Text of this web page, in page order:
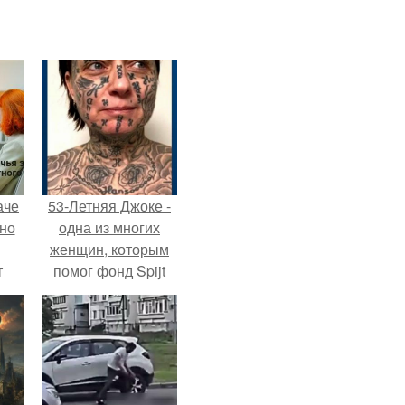
53-Летняя Джоке -
одна из многих
женщин, которым
помог фонд Spijt
van Tattoo,
основанный в
Роттердаме.